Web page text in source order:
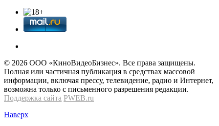
© 2026 OOО «КиноВидеоБизнес». Все права защищены.
Полная или частичная публикация в средствах массовой
информации, включая прессу, телевидение, радио и Интернет,
возможна только с письменного разрешения редакции.
Поддержка сайта PWEB.ru
Наверх